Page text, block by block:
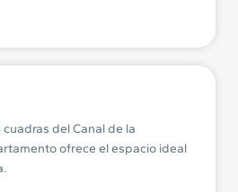
del Canal de la
ofrece el espacio ideal